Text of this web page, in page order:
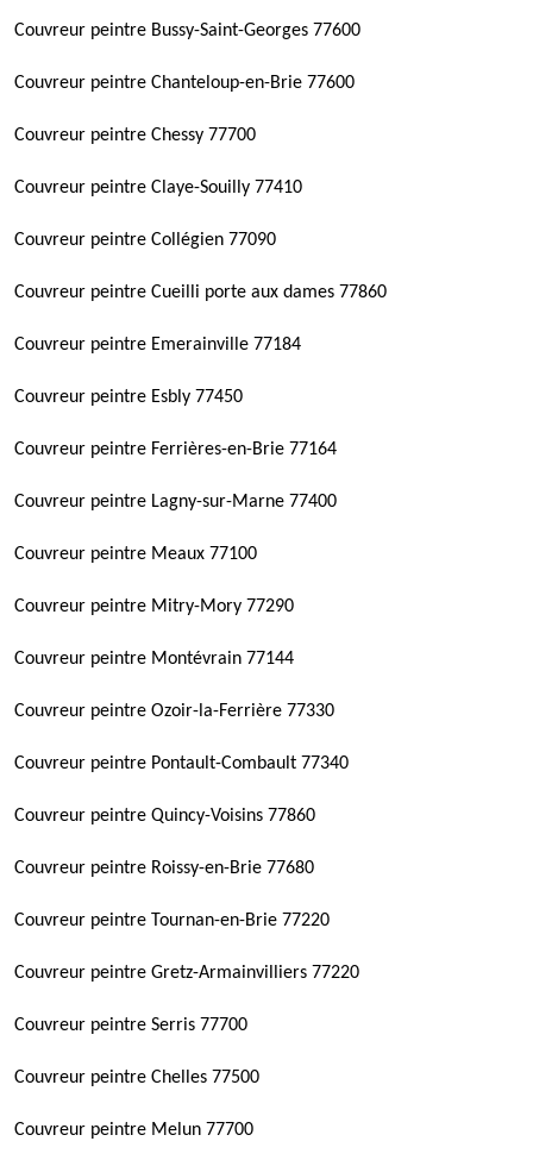
Couvreur peintre Bussy-Saint-Georges 77600
Couvreur peintre Chanteloup-en-Brie 77600
Couvreur peintre Chessy 77700
Couvreur peintre Claye-Souilly 77410
Couvreur peintre Collégien 77090
Couvreur peintre Cueilli porte aux dames 77860
Couvreur peintre Emerainville 77184
Couvreur peintre Esbly 77450
Couvreur peintre Ferrières-en-Brie 77164
Couvreur peintre Lagny-sur-Marne 77400
Couvreur peintre Meaux 77100
Couvreur peintre Mitry-Mory 77290
Couvreur peintre Montévrain 77144
Couvreur peintre Ozoir-la-Ferrière 77330
Couvreur peintre Pontault-Combault 77340
Couvreur peintre Quincy-Voisins 77860
Couvreur peintre Roissy-en-Brie 77680
Couvreur peintre Tournan-en-Brie 77220
Couvreur peintre Gretz-Armainvilliers 77220
Couvreur peintre Serris 77700
Couvreur peintre Chelles 77500
Couvreur peintre Melun 77700